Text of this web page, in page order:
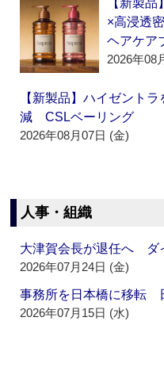
【新製
×高浸透
ヘアケア
2026年08
【新製品】ハイゼント
減 CSLベーリング
2026年08月07日 (金)
人事・組織
大津賀会長が退任へ ダ
2026年07月24日 (金)
事務所を日本橋に移転
2026年07月15日 (水)